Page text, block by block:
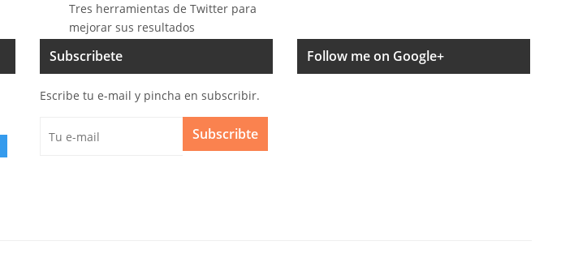
Tres herramientas de Twitter para
mejorar sus resultados
Subscribete
Escribe tu e-mail y pincha en subscribir.
Subscribte
Follow me on Google+